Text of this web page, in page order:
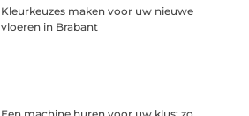
Kleurkeuzes maken voor uw nieuwe
vloeren in Brabant